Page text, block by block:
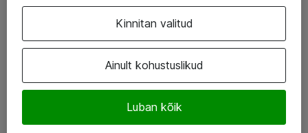
Atea kontaktid
Jälgi meid
LinkedIn
Ainult kohustuslikud
Luban kõik
Kinnitan valitud